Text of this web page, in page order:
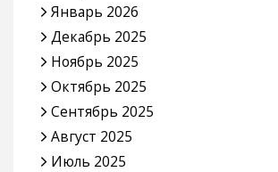
Январь 2026
Декабрь 2025
Ноябрь 2025
Октябрь 2025
Сентябрь 2025
Август 2025
Июль 2025